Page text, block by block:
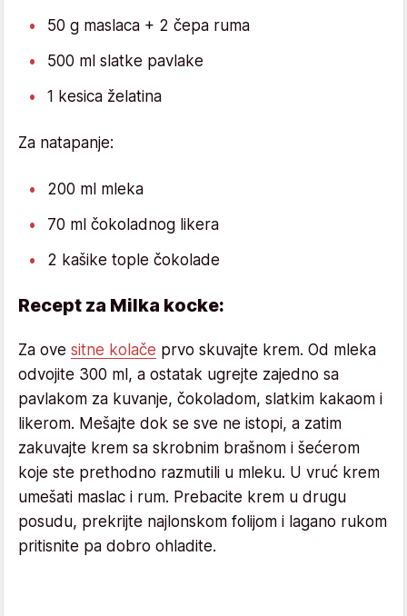
50 g maslaca + 2 čepa ruma
500 ml slatke pavlake
1 kesica želatina
Za natapanje:
200 ml mleka
70 ml čokoladnog likera
2 kašike tople čokolade
Recept za Milka kocke:
Za ove sitne kolače prvo skuvajte krem. Od mleka
odvojite 300 ml, a ostatak ugrejte zajedno sa
pavlakom za kuvanje, čokoladom, slatkim kakaom i
likerom. Mešajte dok se sve ne istopi, a zatim
zakuvajte krem sa skrobnim brašnom i šećerom
koje ste prethodno razmutili u mleku. U vruć krem
umešati maslac i rum. Prebacite krem u drugu
posudu, prekrijte najlonskom folijom i lagano rukom
pritisnite pa dobro ohladite.